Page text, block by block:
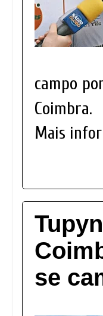
campo
Coimbra.
Mais
se